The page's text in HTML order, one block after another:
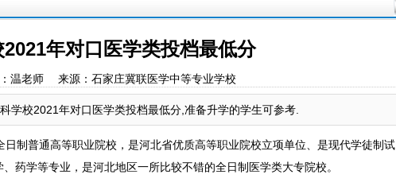
年对口医学类投档最低分
温老师 来源：石家庄冀联医学中等专业学校
学校2021年对口医学类投档最低分,准备升学的学生可参考.
制普通高等职业院校，是河北省优质高等职业院校立项单位、是现代学徒制试
药学等专业，是河北地区一所比较不错的全日制医学类大专院校。